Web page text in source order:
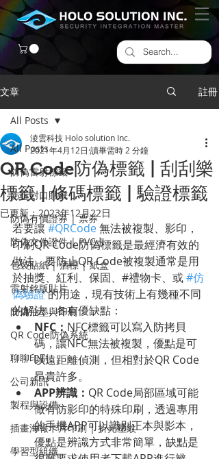
文章 註冊
All Posts
防偽雷射標籤
​防拆封口貼紙
防偽有價證券 | 票券
防偽文件證件 | PVC卡
包裝貼紙 | 酒標 | 紙盒
雷射銘版貼片
防偽油墨與印刷
QR Code防偽系統
聊聊印刷
公司新訊
製程與設備
插畫海報卡片印刷 | 折光壓紋
學習型組織
All Posts
QR Code防偽標籤 | 刮刮樂
標籤 | 條碼標籤 | 驗證標籤
淩雲科技 Holo solution Inc.
2021年4月12日 讀畢需時 2 分鐘
已更新：2023年12月22日
若要讓 #QRCode 無法被複製、影印，
印刷QR Code防偽標籤是最經濟有效的
做法。要防止QR Code被複製通常是用
於抽獎、紅利、保固、#禮物卡、或 #仿
偽驗證 的用途，現有技術上有幾種不同
的解法，各有優缺點：
NFC： NFC標籤可以寫入防拷貝
碼，讓NFC無法被複製，優點是可
以遠距離偵測，但相對於QR Code
昂貴許多。
APP辨識： QR Code局部區域可能
做有防影印的特殊印刷，透過專用
的手機APP可以識別正本與影本，
優點是辨識方式非常簡單，缺點是